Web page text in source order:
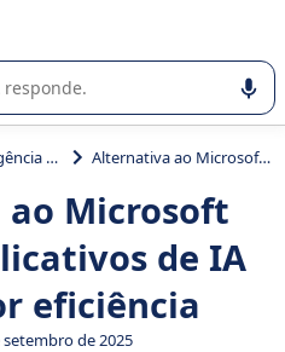
ou na seleção de software
Inteligência Artificial (IA) Alternativa ao Microsoft Copilot: 9 aplicativos de IA para maior eficiência
Microsoft
de IA
eficiência
setembro de 2025